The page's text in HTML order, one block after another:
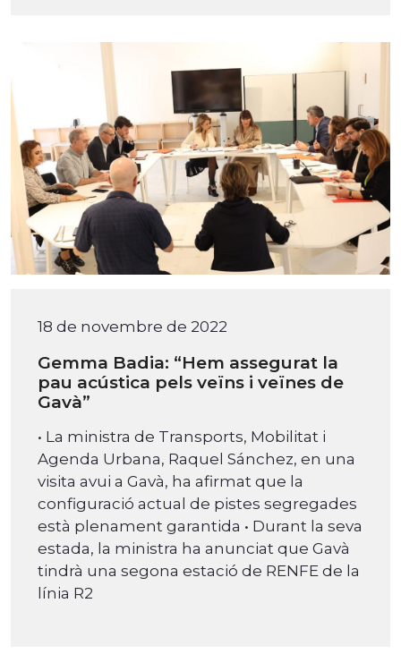
18 de novembre de 2022
Gemma Badia: “Hem assegurat la
pau acústica pels veïns i veïnes de
Gavà”
• La ministra de Transports, Mobilitat i
Agenda Urbana, Raquel Sánchez, en una
visita avui a Gavà, ha afirmat que la
configuració actual de pistes segregades
està plenament garantida • Durant la seva
estada, la ministra ha anunciat que Gavà
tindrà una segona estació de RENFE de la
línia R2